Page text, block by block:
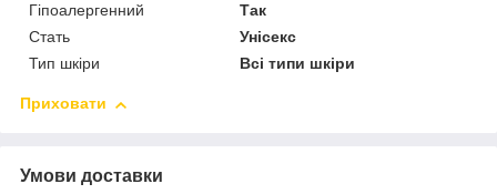
Гіпоалергенний
Так
Стать
Унісекс
Тип шкіри
Всі типи шкіри
Приховати
Умови доставки